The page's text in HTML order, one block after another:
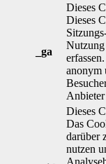
_ga
Dieses
Dieses
Nutzung
anonym
Anbieter
Dieses
Das
darüber
nutzen